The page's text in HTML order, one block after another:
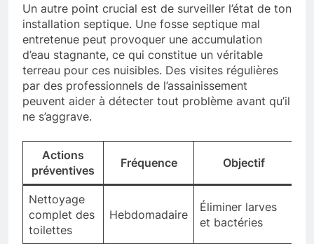
Un autre point crucial est de surveiller l’état de ton
installation septique. Une fosse septique mal
entretenue peut provoquer une accumulation
d’eau stagnante, ce qui constitue un véritable
terreau pour ces nuisibles. Des visites régulières
par des professionnels de l’assainissement
peuvent aider à détecter tout problème avant qu’il
ne s’aggrave.
Actions
préventives
Fréquence Objectif
Nettoyage
complet des
toilettes
Hebdomadaire
Éliminer larves
et bactéries